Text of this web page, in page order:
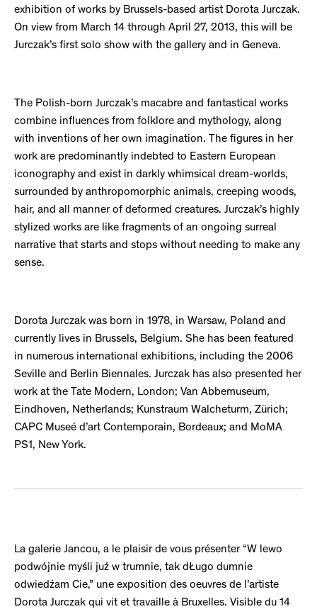
exhibition of works by Brussels-based artist Dorota Jurczak.
On view from March 14 through April 27, 2013, this will be
Jurczak’s first solo show with the gallery and in Geneva.
The Polish-born Jurczak’s macabre and fantastical works
combine influences from folklore and mythology, along
with inventions of her own imagination. The figures in her
work are predominantly indebted to Eastern European
iconography and exist in darkly whimsical dream-worlds,
surrounded by anthropomorphic animals, creeping woods,
hair, and all manner of deformed creatures. Jurczak’s highly
stylized works are like fragments of an ongoing surreal
narrative that starts and stops without needing to make any
sense.
Dorota Jurczak was born in 1978, in Warsaw, Poland and
currently lives in Brussels, Belgium. She has been featured
in numerous international exhibitions, including the 2006
Seville and Berlin Biennales. Jurczak has also presented her
work at the Tate Modern, London; Van Abbemuseum,
Eindhoven, Netherlands; Kunstraum Walcheturm, Zürich;
CAPC Museé d’art Contemporain, Bordeaux; and MoMA
PS1, New York.
La galerie Jancou, a le plaisir de vous présenter “W lewo
podwójnie myśli juź w trumnie, tak dŁugo dumnie
odwiedźam Cie,” une exposition des oeuvres de l’artiste
Dorota Jurczak qui vit et travaille à Bruxelles. Visible du 14